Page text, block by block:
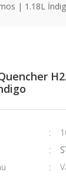
| 1.18L